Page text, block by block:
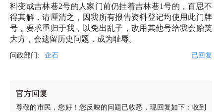
料变成吉林巷2号的人家门前仍挂着吉林巷1号的，百思不
得其解，请厘清之，因我所有报告资料登记均使用此门牌
号，要求重归于我，以免出乱子，改用其他号给我会贻笑
大方，会遗留历史问题，成为耻辱。
问政部门: 企石 已回复
官方回复
尊敬的市民，您好！您反映的问题已收悉，现回复如下：收到